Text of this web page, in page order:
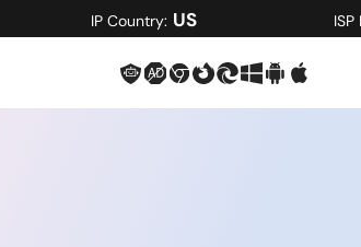
IP Country: US ISP